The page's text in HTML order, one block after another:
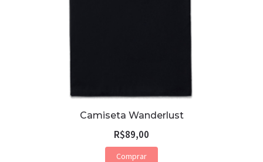
Camiseta Wanderlust
R$89,00
Comprar